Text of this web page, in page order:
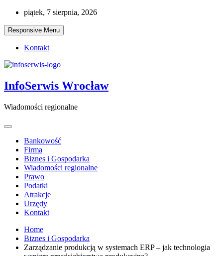
Skip
content
piątek, 7 sierpnia, 2026
Responsive Menu
Kontakt
InfoSerwis Wrocław
Wiadomości regionalne
Bankowość
Firma
Biznes i Gospodarka
Wiadomości regionalne
Prawo
Podatki
Atrakcje
Urzędy
Kontakt
Home
Biznes i Gospodarka
Zarządzanie produkcją w systemach ERP – jak technologia